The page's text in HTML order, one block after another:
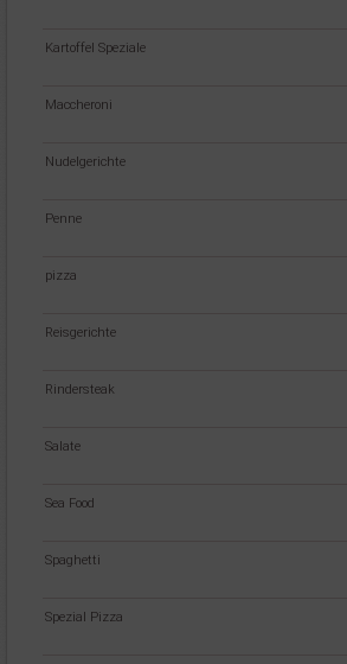
Kartoffel Speziale
Maccheroni
Nudelgerichte
Penne
pizza
Reisgerichte
Rindersteak
Salate
Sea Food
Spaghetti
Spezial Pizza